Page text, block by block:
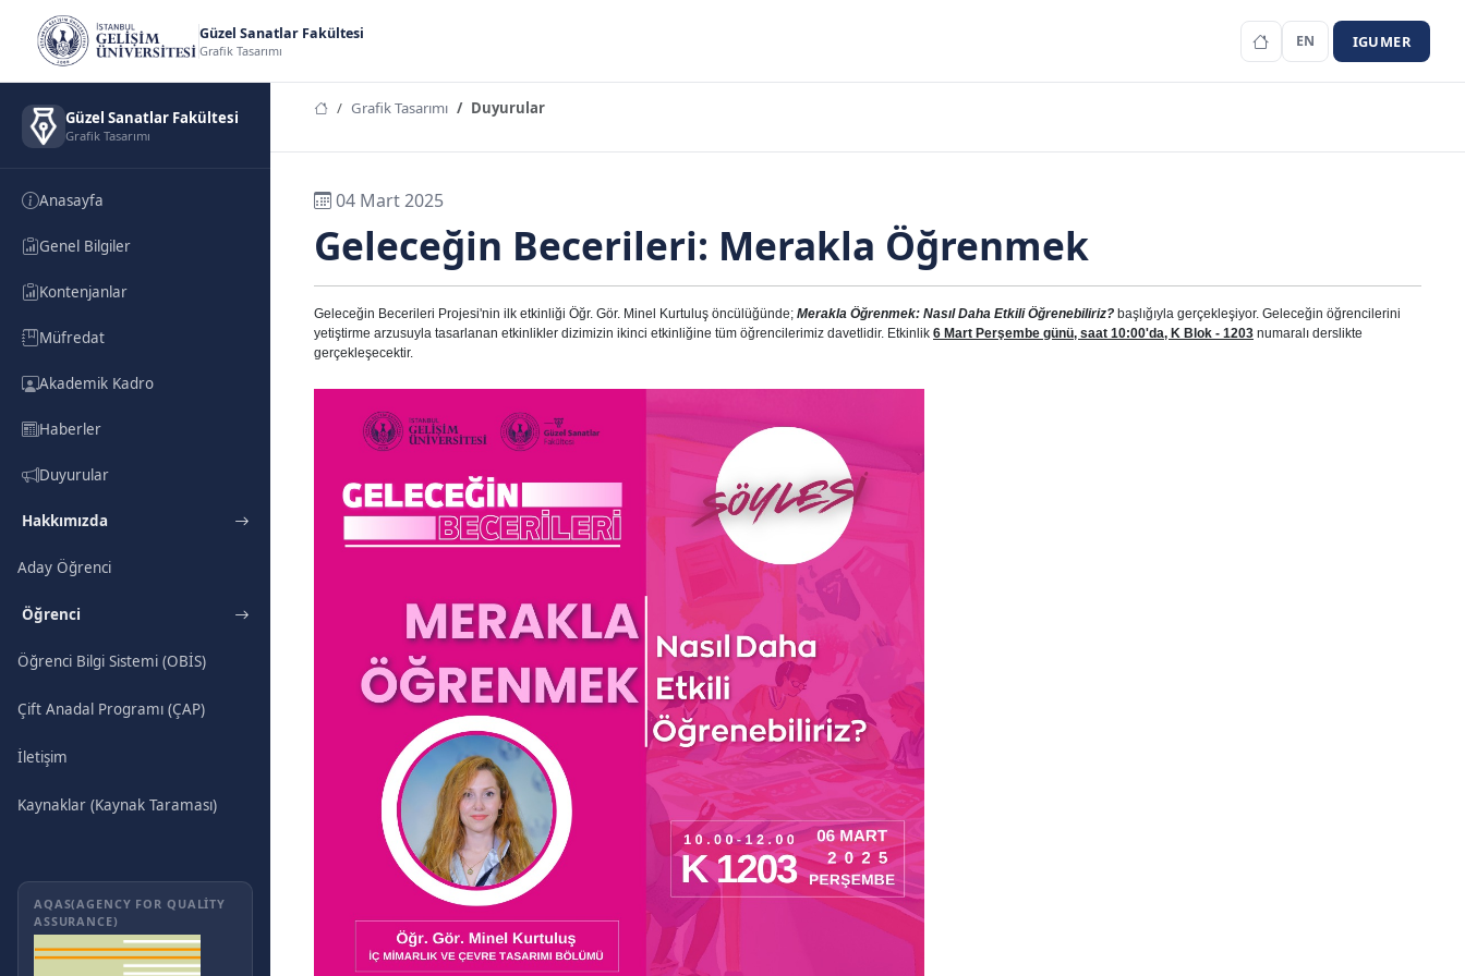
Güzel Sanatlar Fakültesi
Grafik Tasarımı EN IGUMER
Güzel Sanatlar Fakültesi
Grafik Tasarımı
Anasayfa
Genel Bilgiler
Kontenjanlar
Müfredat
Akademik Kadro
Haberler
Duyurular
Hakkımızda
Aday Öğrenci
Öğrenci
Öğrenci Bilgi Sistemi (OBİS)
Çift Anadal Programı (ÇAP)
İletişim
Kaynaklar (Kaynak Taraması)
AQAS(AGENCY FOR QUALITY
ASSURANCE)
Grafik Tasarımı Duyurular
04 Mart 2025
Geleceğin Becerileri: Merakla Öğrenmek
Geleceğin Becerileri Projesi'nin ilk etkinliği Öğr. Gör. Minel Kurtuluş öncülüğünde; Merakla Öğrenmek: Nasıl Daha Etkili Öğrenebiliriz? başlığıyla gerçekleşiyor. Geleceğin öğrencilerini
yetiştirme arzusuyla tasarlanan etkinlikler dizimizin ikinci etkinliğine tüm öğrencilerimiz davetlidir. Etkinlik 6 Mart Perşembe günü, saat 10:00'da, K Blok - 1203 numaralı derslikte
gerçekleşecektir.